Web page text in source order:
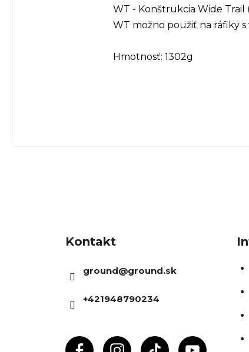
WT - Konštrukcia Wide
WT možno použiť na ráfiky
Hmotnosť: 1302g
Kontakt
ground@ground.sk
+421948790234